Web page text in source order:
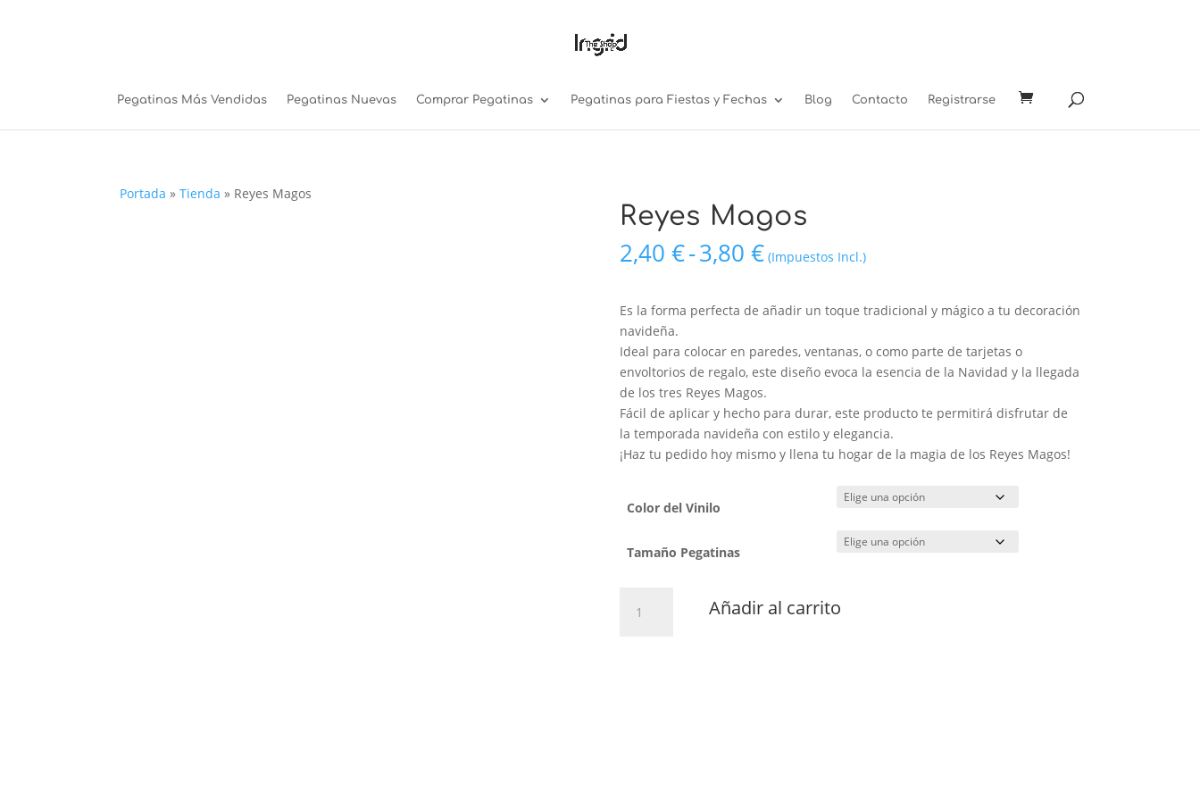
Pegatinas Más Vendidas Pegatinas Nuevas Comprar Pegatinas Pegatinas para Fiestas y Fechas Blog Contacto Registrarse
Portada »Tienda » Reyes Magos
Reyes Magos
2,40 €-3,80 €Rango
de
desde
hasta
3,80 €
(Impuestos Incl.)
Es la forma perfecta de añadir un toque tradicional y mágico a tu decoración
navideña.
Ideal para colocar en paredes, ventanas, o como parte de tarjetas o
envoltorios de regalo, este diseño evoca la esencia de la Navidad y la llegada
de los tres Reyes Magos.
Fácil de aplicar y hecho para durar, este producto te permitirá disfrutar de
la temporada navideña con estilo y elegancia.
¡Haz tu pedido hoy mismo y llena tu hogar de la magia de los Reyes Magos!
Color del Vinilo
Tamaño Pegatinas
Magos
Añadir al carrito